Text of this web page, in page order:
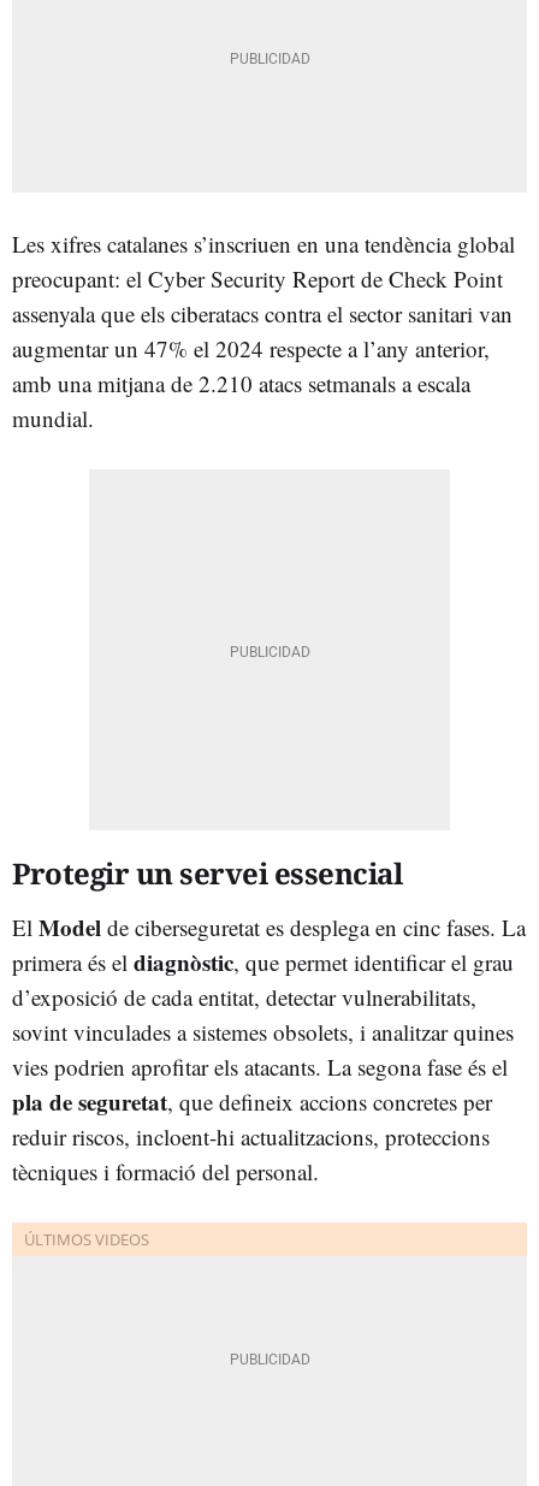
Les xifres catalanes s’inscriuen en una tendència global
preocupant: el Cyber Security Report de Check Point
assenyala que els ciberatacs contra el sector sanitari van
augmentar un 47% el 2024 respecte a l’any anterior,
amb una mitjana de 2.210 atacs setmanals a escala
mundial.
Protegir un servei essencial
El Model de ciberseguretat es desplega en cinc fases. La
primera és el diagnòstic, que permet identificar el grau
d’exposició de cada entitat, detectar vulnerabilitats,
sovint vinculades a sistemes obsolets, i analitzar quines
vies podrien aprofitar els atacants. La segona fase és el
pla de seguretat, que defineix accions concretes per
reduir riscos, incloent-hi actualitzacions, proteccions
tècniques i formació del personal.